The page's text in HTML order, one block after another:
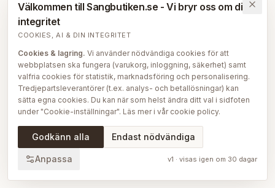
Välkommen till Sangbutiken.se - Vi bryr oss om din
integritet
COOKIES, AI & DIN INTEGRITET
Cookies & lagring. Vi använder nödvändiga cookies för att
webbplatsen ska fungera (varukorg, inloggning, säkerhet) samt
valfria cookies för statistik, marknadsföring och personalisering.
Tredjepartsleverantörer (t.ex. analys- och betallösningar) kan
sätta egna cookies. Du kan när som helst ändra ditt val i sidfoten
under "Cookie-inställningar". Läs mer i vår cookie policy.
AI på Sängbutiken.För att ge dig en bättre upplevelse använder
vi delvis AI-teknik — bl.a. för smartare sök- och
att skapa, översätta och redigera delar av vårt redaktionella
Godkänn alla Endast nödvändiga
Anpassa v1 · visas igen om 30 dagar